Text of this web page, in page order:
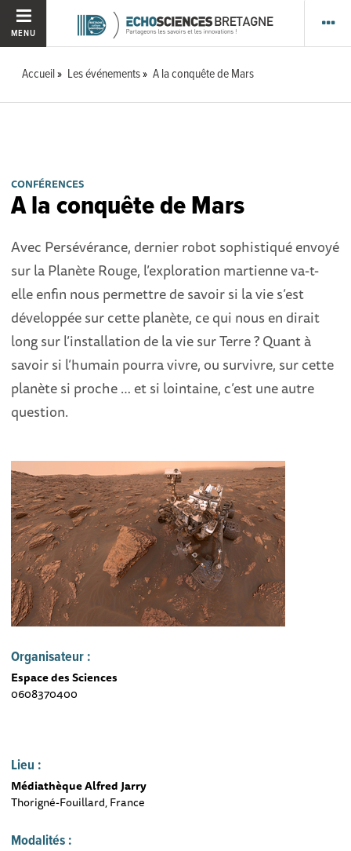
MENU
Accueil Les événements A la conquête de Mars
CONFÉRENCES
A la conquête de Mars
Avec Persévérance, dernier robot sophistiqué envoyé
sur la Planète Rouge, l’exploration martienne va-t-
elle enfin nous permettre de savoir si la vie s’est
développée sur cette planète, ce qui nous en dirait
long sur l’installation de la vie sur Terre ? Quant à
savoir si l’humain pourra vivre, ou survivre, sur cette
planète si proche … et si lointaine, c’est une autre
question.
Organisateur :
Espace des Sciences
0608370400
Lieu :
Médiathèque Alfred Jarry
Thorigné-Fouillard, France
Modalités :